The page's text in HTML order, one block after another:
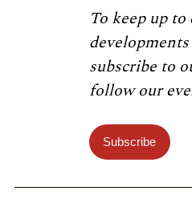
To keep up
subscribe to
follow our
Subscribe